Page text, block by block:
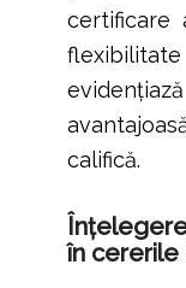
califică.
în cererile